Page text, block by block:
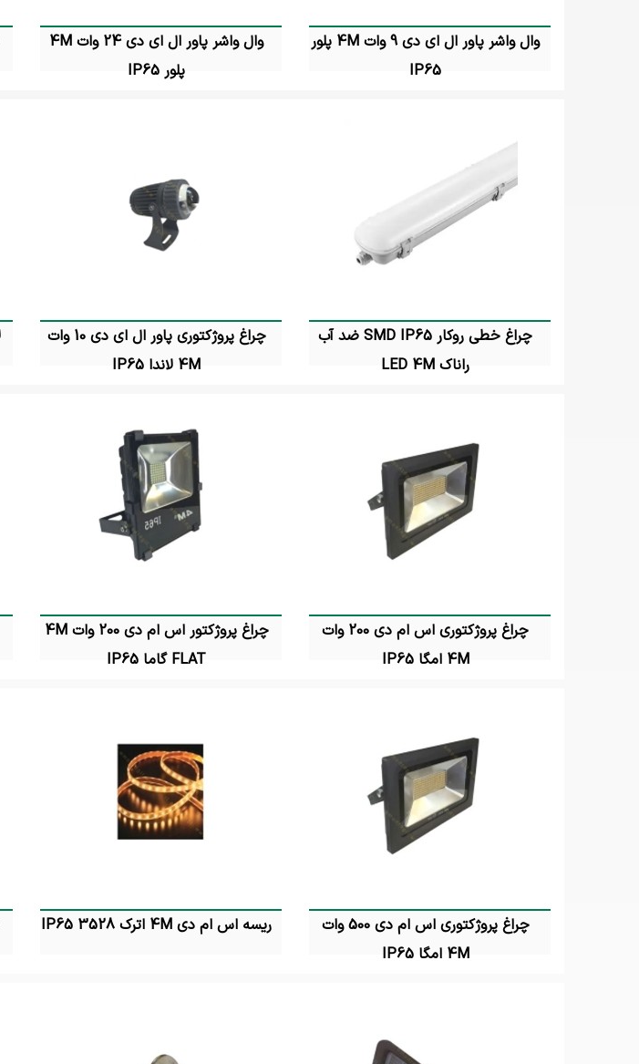
وال واشر پاور ال ای دی 9 وات 4M پلور
IP65
وال واشر پاور ال ای دی 24 وات 4M
پلور IP65
چراغ خطی روکار SMD IP65 ضد آب
راناک LED 4M
چراغ پروژکتوری پاور ال ای دی 10 وات
4M لاندا IP65
چراغ پروژکتوری اس ام دی 200 وات
4M امگا IP65
چراغ پروژکتور اس ام دی 200 وات 4M
FLAT گاما IP65
چراغ پروژکتوری اس ام دی 500 وات
4M امگا IP65
ریسه اس ام دی 4M اترک 3528 IP65